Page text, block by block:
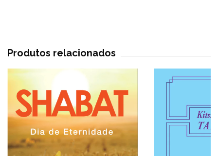
Produtos relacionados